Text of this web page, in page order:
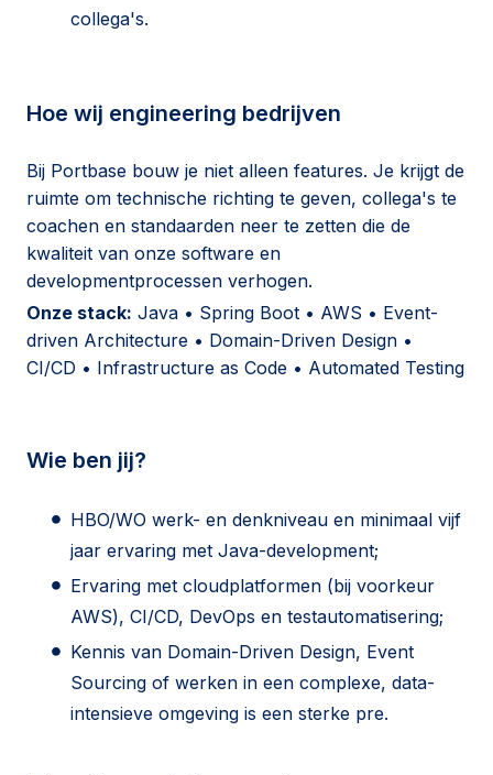
collega's.
Hoe wij engineering bedrijven
Bij Portbase bouw je niet alleen features. Je krijgt de
ruimte om technische richting te geven, collega's te
coachen en standaarden neer te zetten die de
kwaliteit van onze software en
developmentprocessen verhogen.
Onze stack: Java • Spring Boot • AWS • Event-
driven Architecture • Domain-Driven Design •
CI/CD • Infrastructure as Code • Automated Testing
Wie ben jij?
HBO/WO werk- en denkniveau en minimaal vijf
jaar ervaring met Java-development;
Ervaring met cloudplatformen (bij voorkeur
AWS), CI/CD, DevOps en testautomatisering;
Kennis van Domain-Driven Design, Event
Sourcing of werken in een complexe, data-
intensieve omgeving is een sterke pre.